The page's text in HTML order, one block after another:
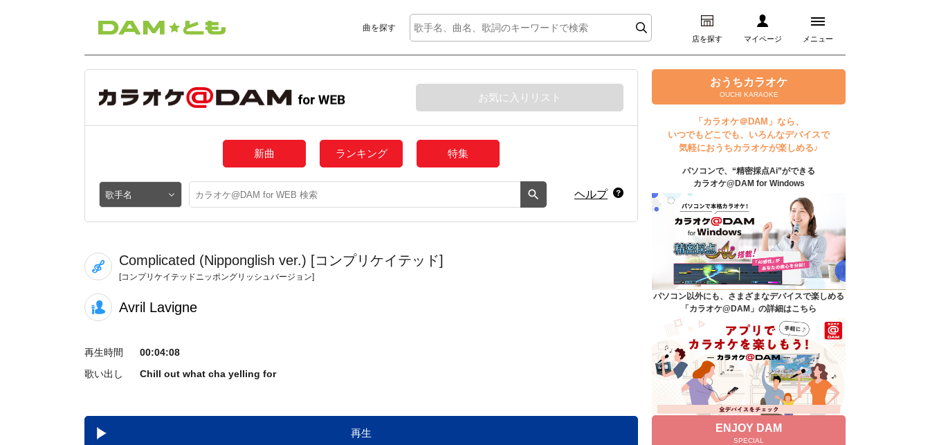
曲を探す
店を探す マイページ メニュー
ログイン
マイページ
プレミアムサービス
DAM★とも動画
DAM★とも録音
カラオケ＠DAM
ユーザー検索
キャンペーン
よくあるご質問
DAMの新曲・ランキングなど
カラオケ最新情報をチェック！
お気に入りリスト
新曲 ランキング 特集
ヘルプ
Complicated (Nipponglish ver.) [コンプリケイテッド]
[コンプリケイテッドニッポングリッシュバージョン]
Avril Lavigne
再生時間
00:04:08
歌い出し
Chill out what cha yelling for
再生
おうちカラオケ
OUCHI KARAOKE
「カラオケ＠DAM」なら、
いつでもどこでも、いろんなデバイスで
気軽におうちカラオケが楽しめる♪
パソコンで、“精密採点Ai”ができる
カラオケ@DAM for Windows
パソコン以外にも、さまざまなデバイスで楽しめる
「カラオケ@DAM」の詳細はこちら
ENJOY DAM
SPECIAL